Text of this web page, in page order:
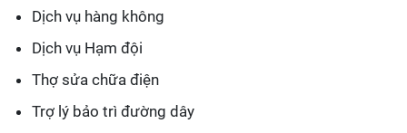
Dịch vụ hàng không
Dịch vụ Hạm đội
Thợ sửa chữa điện
Trợ lý bảo trì đường dây